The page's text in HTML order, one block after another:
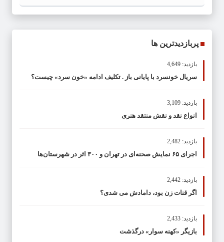
پربازدیدترین ها
بازدید: 4,649
سریال خونسرد با پایانی باز . تکلیف ادامه «خون سرد» چیست؟
بازدید: 3,109
انواع نقد و نقش منتقد هنری
بازدید: 2,482
اجرای ۶۵ نمایش صحنه‌ای در تهران و ۳۰۰ اثر در شهرستان‌ها
بازدید: 2,442
اگر قنات زن بود، دامادش می شدی؟
بازدید: 2,433
بازیگر «کهنه سوار» درگذشت